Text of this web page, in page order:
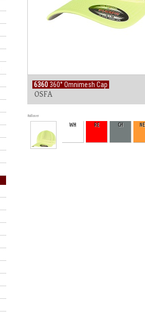
6360360° Omnimesh Cap
OSFA
Rollover
WH RE CH